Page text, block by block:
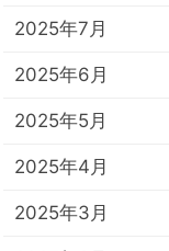
2025年7月
2025年6月
2025年5月
2025年4月
2025年3月